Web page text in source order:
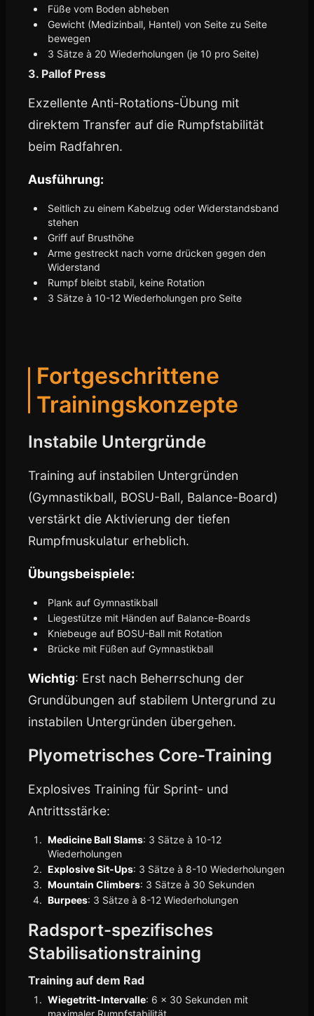
Füße vom Boden abheben
Gewicht (Medizinball, Hantel) von Seite zu Seite
bewegen
3 Sätze à 20 Wiederholungen (je 10 pro Seite)
3. Pallof Press
Exzellente Anti-Rotations-Übung mit
direktem Transfer auf die Rumpfstabilität
beim Radfahren.
Ausführung:
Seitlich zu einem Kabelzug oder Widerstandsband
stehen
Griff auf Brusthöhe
Arme gestreckt nach vorne drücken gegen den
Widerstand
Rumpf bleibt stabil, keine Rotation
3 Sätze à 10-12 Wiederholungen pro Seite
Fortgeschrittene
Trainingskonzepte
Instabile Untergründe
Training auf instabilen Untergründen
(Gymnastikball, BOSU-Ball, Balance-Board)
verstärkt die Aktivierung der tiefen
Rumpfmuskulatur erheblich.
Übungsbeispiele:
Plank auf Gymnastikball
Liegestütze mit Händen auf Balance-Boards
Kniebeuge auf BOSU-Ball mit Rotation
Brücke mit Füßen auf Gymnastikball
Wichtig: Erst nach Beherrschung der
Grundübungen auf stabilem Untergrund zu
instabilen Untergründen übergehen.
Plyometrisches Core-Training
Explosives Training für Sprint- und
Antrittsstärke:
Medicine Ball Slams: 3 Sätze à 10-12
Wiederholungen
Explosive Sit-Ups: 3 Sätze à 8-10 Wiederholungen
Mountain Climbers: 3 Sätze à 30 Sekunden
Burpees: 3 Sätze à 8-12 Wiederholungen
Radsport-spezifisches
Stabilisationstraining
Training auf dem Rad
Wiegetritt-Intervalle: 6 x 30 Sekunden mit
maximaler Rumpfstabilität